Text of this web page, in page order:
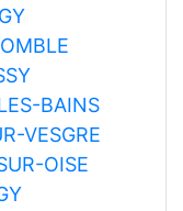
BAINS
VESGRE
OISE